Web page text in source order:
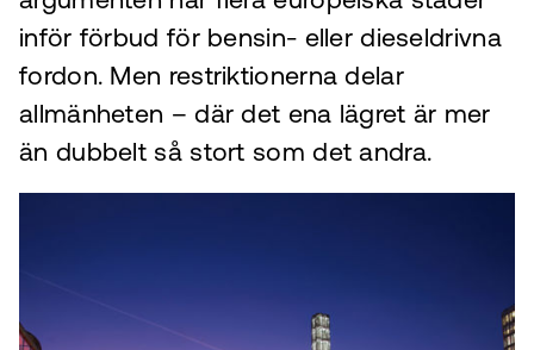
inför förbud för bensin- eller dieseldrivna
fordon. Men restriktionerna delar
allmänheten – där det ena lägret är mer
än dubbelt så stort som det andra.